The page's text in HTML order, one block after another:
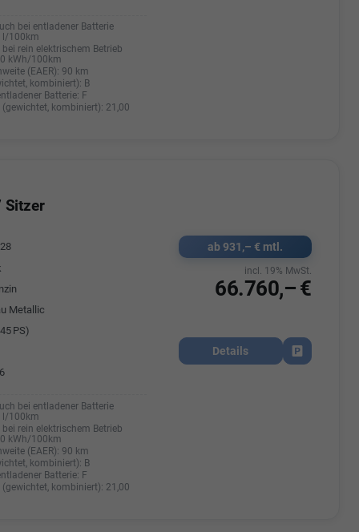
bei entladener Batterie
l/100km
rein elektrischem Betrieb
kWh/100km
(EAER): 90 km
kombiniert): B
Batterie: F
(gewichtet, kombiniert): 21,00
Sitzer
Metallic
PS)
bei entladener Batterie
l/100km
rein elektrischem Betrieb
kWh/100km
(EAER): 90 km
kombiniert): B
Batterie: F
(gewichtet, kombiniert): 21,00
ab 931,– € mtl.
66.760,– €
incl. 19% MwSt.
Details
Fahrzeug